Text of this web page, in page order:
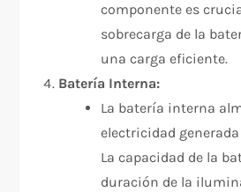
componente es
sobrecarga de la
una carga eficiente.
Batería Interna:
La batería interna
electricidad
La capacidad de la
duración de la